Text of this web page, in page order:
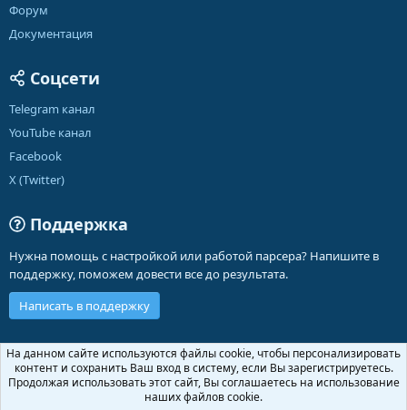
Форум
Документация
Соцсети
Telegram канал
YouTube канал
Facebook
X (Twitter)
Поддержка
Нужна помощь с настройкой или работой парсера? Напишите в
поддержку, поможем довести все до результата.
Написать в поддержку
Russian (RU)
Обратная связь
Условия и правила
Политика конфиденциальности
Помощь
На данном сайте используются файлы cookie, чтобы персонализировать
контент и сохранить Ваш вход в систему, если Вы зарегистрируетесь.
Продолжая использовать этот сайт, Вы соглашаетесь на использование
наших файлов cookie.